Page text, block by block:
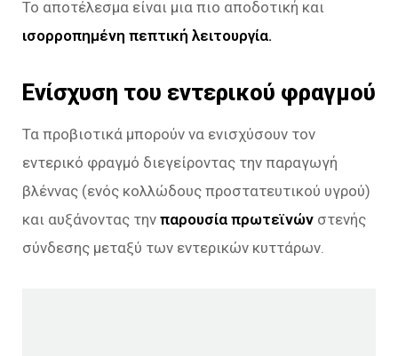
Το αποτέλεσμα είναι μια πιο αποδοτική και
ισορροπημένη πεπτική λειτουργία.
Ενίσχυση του εντερικού φραγμού
Τα προβιοτικά μπορούν να ενισχύσουν τον
εντερικό φραγμό διεγείροντας την παραγωγή
βλέννας (ενός κολλώδους προστατευτικού υγρού)
και αυξάνοντας την παρουσία πρωτεϊνών στενής
σύνδεσης μεταξύ των εντερικών κυττάρων.